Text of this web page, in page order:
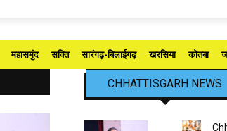
महासमुंद सक्ति सारंगढ़-बिलाईगढ़ खरसिया कोतबा
CHHATTISGARH NEWS